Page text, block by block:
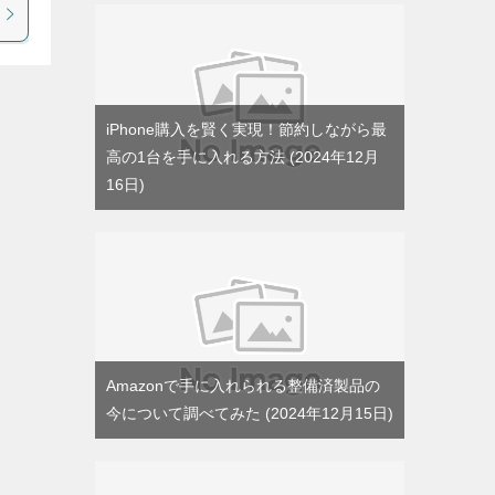
iPhone購入を賢く実現！節約しながら最
高の1台を手に入れる方法 2024年12月
16日
Amazonで手に入れられる整備済製品の
今について調べてみた
2024年12月15日